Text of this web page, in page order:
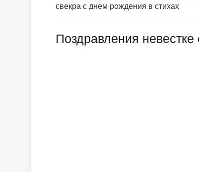
свекра с днем рождения в стихах
Поздравления